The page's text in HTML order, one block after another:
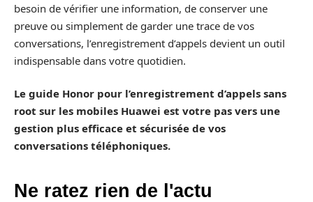
besoin de vérifier une information, de conserver une
preuve ou simplement de garder une trace de vos
conversations, l’enregistrement d’appels devient un outil
indispensable dans votre quotidien.
Le guide Honor pour l’enregistrement d’appels sans
root sur les mobiles Huawei est votre pas vers une
gestion plus efficace et sécurisée de vos
conversations téléphoniques.
Ne ratez rien de l'actu